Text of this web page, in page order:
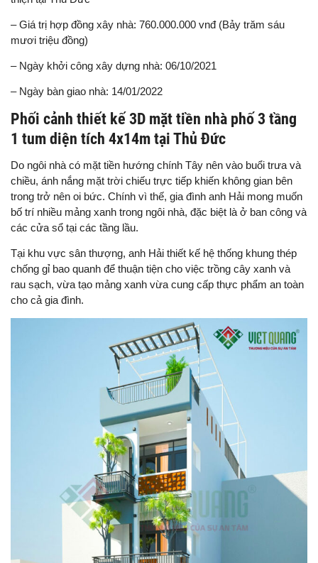
– Giá trị hợp đồng xây nhà: 760.000.000 vnđ (Bảy trăm sáu
mươi triệu đồng)
– Ngày khởi công xây dựng nhà: 06/10/2021
– Ngày bàn giao nhà: 14/01/2022
Phối cảnh thiết kế 3D mặt tiền nhà phố 3 tầng
1 tum diện tích 4x14m tại Thủ Đức
Do ngôi nhà có mặt tiền hướng chính Tây nên vào buổi trưa và
chiều, ánh nắng mặt trời chiếu trực tiếp khiến không gian bên
trong trở nên oi bức. Chính vì thế, gia đình anh Hải mong muốn
bố trí nhiều mảng xanh trong ngôi nhà, đặc biệt là ở ban công và
các cửa sổ tại các tầng lầu.
Tại khu vực sân thượng, anh Hải thiết kế hệ thống khung thép
chống gỉ bao quanh để thuận tiện cho việc trồng cây xanh và
rau sạch, vừa tạo mảng xanh vừa cung cấp thực phẩm an toàn
cho cả gia đình.